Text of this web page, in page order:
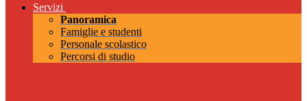
Servizi
Panoramica
Famiglie e studenti
Personale scolastico
Percorsi di studio